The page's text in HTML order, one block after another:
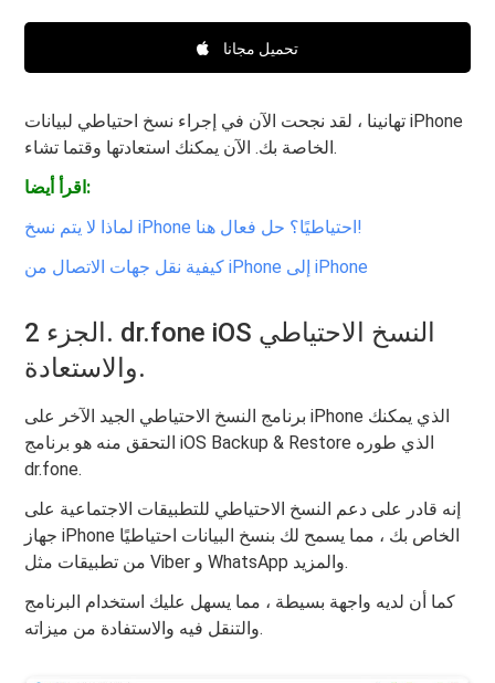
تحميل مجانا
تهانينا ، لقد نجحت الآن في إجراء نسخ احتياطي لبيانات iPhone
الخاصة بك. الآن يمكنك استعادتها وقتما تشاء.
اقرأ أيضا:
لماذا لا يتم نسخ iPhone احتياطيًا؟ حل فعال هنا!
كيفية نقل جهات الاتصال من iPhone إلى iPhone
الجزء 2. dr.fone iOS النسخ الاحتياطي
والاستعادة.
برنامج النسخ الاحتياطي الجيد الآخر على iPhone الذي يمكنك
التحقق منه هو برنامج iOS Backup & Restore الذي طوره
dr.fone.
إنه قادر على دعم النسخ الاحتياطي للتطبيقات الاجتماعية على
جهاز iPhone الخاص بك ، مما يسمح لك بنسخ البيانات احتياطيًا
من تطبيقات مثل Viber و WhatsApp والمزيد.
كما أن لديه واجهة بسيطة ، مما يسهل عليك استخدام البرنامج
والتنقل فيه والاستفادة من ميزاته.